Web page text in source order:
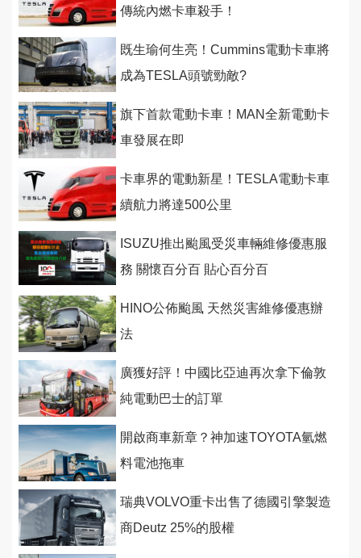
傳統內燃卡車殺手！
既生瑜何生亮！Cummins電動卡車將
成為TESLA頭號勁敵?
旗下首款電動卡車！MAN全新電動卡
車發展在即
卡車界的電動新星！TESLA電動卡車
續航力將達500公里
ISUZU推出颱風受災車輛維修優惠服
務 關懷百分百 貼心百分百
HINO公佈颱風 天然災害維修優惠辦
法
廣獲好評！中國比亞迪再次拿下倫敦
純電動巴士的訂單
開啟商車新章？神加速TOYOTA氫燃
料電池拖車
瑞典VOLVO重卡出售了德國引擎製造
商Deutz 25%的股權